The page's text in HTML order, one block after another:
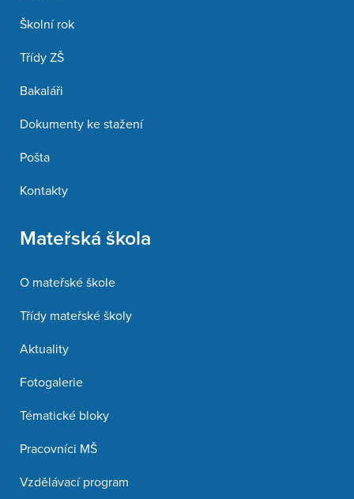
Školní rok
Třídy ZŠ
Bakaláři
Dokumenty ke stažení
Pošta
Kontakty
Mateřská škola
O mateřské škole
Třídy mateřské školy
Aktuality
Fotogalerie
Tématické bloky
Pracovníci MŠ
Vzdělávací program